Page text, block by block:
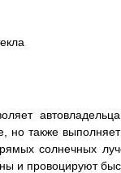
но также
солнечных
и провоцируют